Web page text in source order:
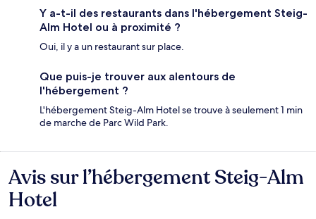
Y a-t-il des restaurants dans l'hébergement Steig-
Alm Hotel ou à proximité ?
Oui, il y a un restaurant sur place.
Que puis-je trouver aux alentours de
l'hébergement ?
L'hébergement Steig-Alm Hotel se trouve à seulement 1 min
de marche de Parc Wild Park.
Avis
Avis sur l’hébergement Steig-Alm
Hotel